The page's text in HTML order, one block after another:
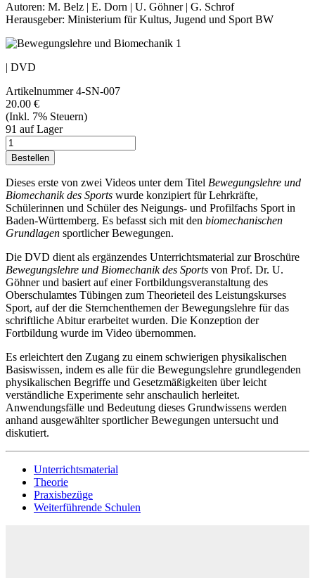
Autoren: M. Belz | E. Dorn | U. Göhner | G. Schrof
Herausgeber: Ministerium für Kultus, Jugend und Sport BW
| DVD
Artikelnummer 4-SN-007
20.00 €
(Inkl. 7% Steuern)
91 auf Lager
Dieses erste von zwei Videos unter dem Titel Bewegungslehre und
Biomechanik des Sports wurde konzipiert für Lehrkräfte,
Schülerinnen und Schüler des Neigungs- und Profilfachs Sport in
Baden-Württemberg. Es befasst sich mit den biomechanischen
Grundlagen sportlicher Bewegungen.
Die DVD dient als ergänzendes Unterrichtsmaterial zur Broschüre
Bewegungslehre und Biomechanik des Sports von Prof. Dr. U.
Göhner und basiert auf einer Fortbildungsveranstaltung des
Oberschulamtes Tübingen zum Theorieteil des Leistungskurses
Sport, auf der die Sternchenthemen der Bewegungslehre für das
schriftliche Abitur erarbeitet wurden. Die Konzeption der
Fortbildung wurde im Video übernommen.
Es erleichtert den Zugang zu einem schwierigen physikalischen
Basiswissen, indem es alle für die Bewegungslehre grundlegenden
physikalischen Begriffe und Gesetzmäßigkeiten über leicht
verständliche Experimente sehr anschaulich herleitet.
Anwendungsfälle und Bedeutung dieses Grundwissens werden
anhand ausgewählter sportlicher Bewegungen untersucht und
diskutiert.
Unterrichtsmaterial
Theorie
Praxisbezüge
Weiterführende Schulen